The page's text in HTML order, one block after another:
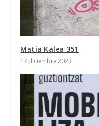
Matia Kalea 351
17 diciembre 2023